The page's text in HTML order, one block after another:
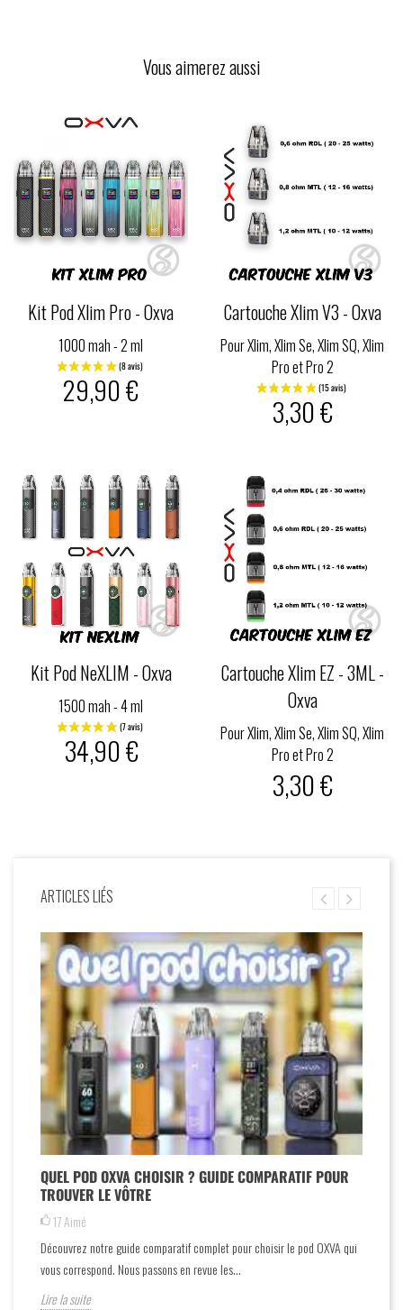
Vous aimerez aussi
Kit Pod Xlim Pro - Oxva
1000 mah - 2 ml
29,90 €
Cartouche Xlim V3 - Oxva
Pour Xlim, Xlim Se, Xlim SQ, Xlim
Pro et Pro 2
3,30 €
Kit Pod NeXLIM - Oxva
1500 mah - 4 ml
34,90 €
Cartouche Xlim EZ - 3ML -
Oxva
Pour Xlim, Xlim Se, Xlim SQ, Xlim
Pro et Pro 2
3,30 €
ARTICLES LIÉS
QUEL POD OXVA CHOISIR ? GUIDE COMPARATIF POUR
TROUVER LE VÔTRE
17Aimé
Découvrez notre guide comparatif complet pour choisir le pod OXVA qui
vous correspond. Nous passons en revue les...
Lire la suite